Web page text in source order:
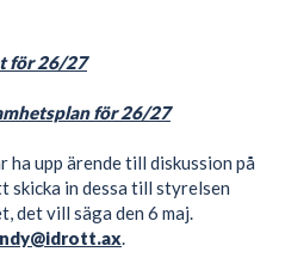
för 26/27
för 26/27
ha upp ärende till diskussion på
skicka in dessa till styrelsen
det vill säga den 6 maj.
.